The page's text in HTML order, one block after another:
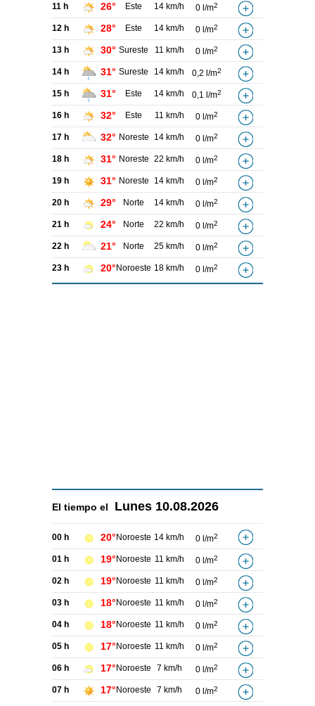
11 h 26° Este 14 km/h 0 l/m2
12 h 28° Este 14 km/h 0 l/m2
13 h 30° Sureste 11 km/h 0 l/m2
14 h 31° Sureste 14 km/h 0,2 l/m2
15 h 31° Este 14 km/h 0,1 l/m2
16 h 32° Este 11 km/h 0 l/m2
17 h 32° Noreste 14 km/h 0 l/m2
18 h 31° Noreste 22 km/h 0 l/m2
19 h 31° Noreste 14 km/h 0 l/m2
20 h 29° Norte 14 km/h 0 l/m2
21 h 24° Norte 22 km/h 0 l/m2
22 h 21° Norte 25 km/h 0 l/m2
23 h 20° Noroeste 18 km/h 0 l/m2
El tiempo el Lunes 10.08.2026
00 h 20° Noroeste 14 km/h 0 l/m2
01 h 19° Noroeste 11 km/h 0 l/m2
02 h 19° Noroeste 11 km/h 0 l/m2
03 h 18° Noroeste 11 km/h 0 l/m2
04 h 18° Noroeste 11 km/h 0 l/m2
05 h 17° Noroeste 11 km/h 0 l/m2
06 h 17° Noroeste 7 km/h 0 l/m2
07 h 17° Noroeste 7 km/h 0 l/m2